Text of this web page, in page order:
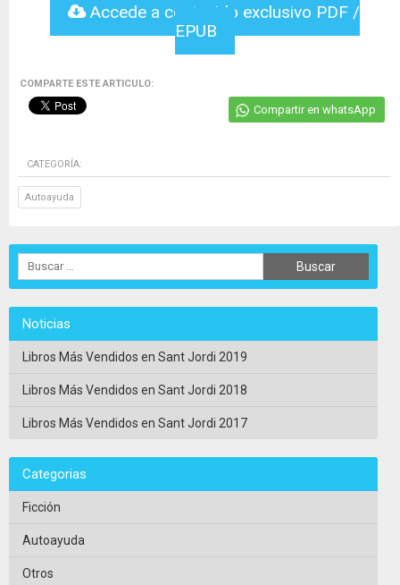
Accede a contenido exclusivo PDF /
EPUB
COMPARTE ESTE ARTICULO:
Compartir en whatsApp
CATEGORÍA:
Autoayuda
Noticias
Libros Más Vendidos en Sant Jordi 2019
Libros Más Vendidos en Sant Jordi 2018
Libros Más Vendidos en Sant Jordi 2017
Categorias
Ficción
Autoayuda
Otros